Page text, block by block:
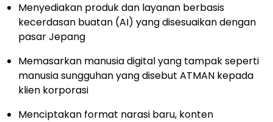
Menyediakan produk dan layanan berbasis
kecerdasan buatan (AI) yang disesuaikan dengan
pasar Jepang
Memasarkan manusia digital yang tampak seperti
manusia sungguhan yang disebut ATMAN kepada
klien korporasi
Menciptakan format narasi baru, konten